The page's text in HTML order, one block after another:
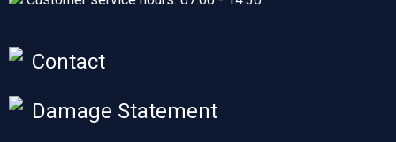
Contact
Damage Statement